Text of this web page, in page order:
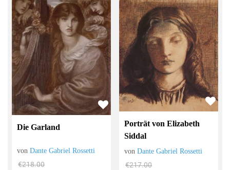
Die Garland
vonDante Gabriel Rossetti
€218.00
Porträt von Elizabeth
Siddal
vonDante Gabriel Rossetti
€217.00